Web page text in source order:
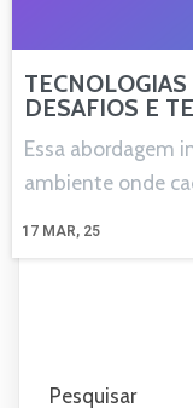
DESAFIOS E
17 MAR, 25
Essa abordagem
ambiente onde
Pesquisar